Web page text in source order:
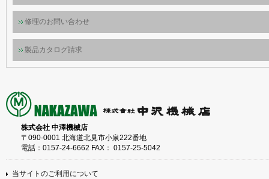
修理のお問い合わせ
製品カタログ請求
株式会社 中澤機械店
〒090-0001 北海道北見市小泉222番地
電話：0157-24-6662 FAX： 0157-25-5042
当サイトのご利用について